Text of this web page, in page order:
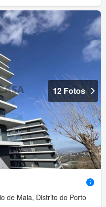
12 Fotos
de Maia, Distrito do Porto